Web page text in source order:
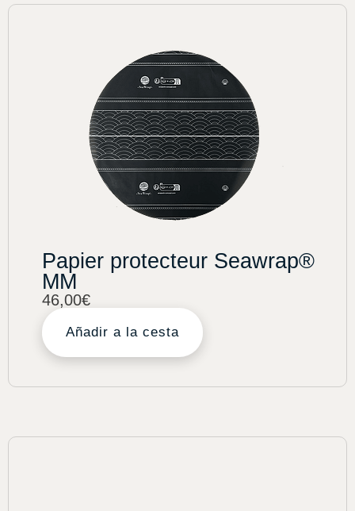
Papier protecteur Seawrap®
MM
46,00€
Añadir a la cesta